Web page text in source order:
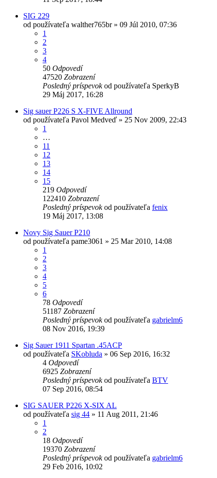
SIG 229
od používateľa walther765br» 09 Júl 2010, 07:36
1
2
3
4
50 Odpovedí
47520 Zobrazení
Posledný príspevokod používateľa SperkyB
29 Máj 2017, 16:28
Sig sauer P226 S X-FIVE Allround
od používateľa Pavol Medveď » 25 Nov 2009, 22:43
1
…
11
12
13
14
15
219 Odpovedí
122410 Zobrazení
Posledný príspevokod používateľa fenix
19 Máj 2017, 13:08
Novy Sig Sauer P210
od používateľa pame3061 » 25 Mar 2010, 14:08
1
2
3
4
5
6
78 Odpovedí
51187 Zobrazení
Posledný príspevokod používateľa gabrielm6
08 Nov 2016, 19:39
Sig Sauer 1911 Spartan .45ACP
od používateľa SKobluda » 06 Sep 2016, 16:32
4 Odpovedí
6925 Zobrazení
Posledný príspevokod používateľa BTV
07 Sep 2016, 08:54
SIG SAUER P226 X-SIX AL
od používateľa sig 44 » 11 Aug 2011, 21:46
1
2
18 Odpovedí
19370 Zobrazení
Posledný príspevokod používateľa gabrielm6
29 Feb 2016, 10:02